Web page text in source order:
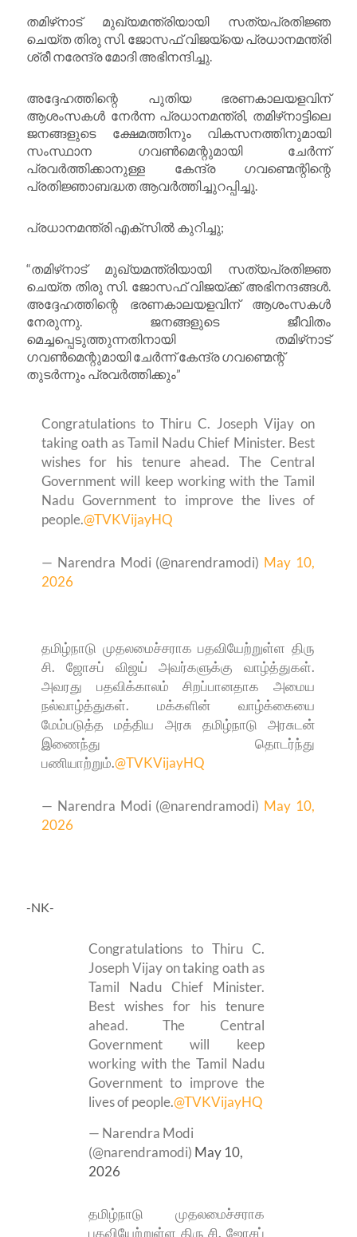
തമിഴ്‌നാട് മുഖ്യമന്ത്രിയായി സത്യപ്രതിജ്ഞ
ചെയ്ത തിരു സി. ജോസഫ് വിജയ്‌യെ പ്രധാനമന്ത്രി
ശ്രീ നരേന്ദ്ര മോദി അഭിനന്ദിച്ചു.
അദ്ദേഹത്തിന്റെ പുതിയ ഭരണകാലയളവിന്
ആശംസകൾ നേർന്ന പ്രധാനമന്ത്രി, തമിഴ്‌നാട്ടിലെ
ജനങ്ങളുടെ ക്ഷേമത്തിനും വികസനത്തിനുമായി
സംസ്ഥാന ഗവൺമെന്റുമായി ചേർന്ന്
പ്രവർത്തിക്കാനുള്ള കേന്ദ്ര ഗവണ്മെന്റിന്റെ
പ്രതിജ്ഞാബദ്ധത ആവർത്തിച്ചുറപ്പിച്ചു.
പ്രധാനമന്ത്രി എക്‌സിൽ കുറിച്ചു;
“തമിഴ്‌നാട് മുഖ്യമന്ത്രിയായി സത്യപ്രതിജ്ഞ
ചെയ്ത തിരു സി. ജോസഫ് വിജയ്ക്ക് അഭിനന്ദങ്ങൾ.
അദ്ദേഹത്തിന്റെ ഭരണകാലയളവിന് ആശംസകൾ
നേരുന്നു. ജനങ്ങളുടെ ജീവിതം
മെച്ചപ്പെടുത്തുന്നതിനായി തമിഴ്‌നാട്
ഗവൺമെന്റുമായി ചേർന്ന് കേന്ദ്ര ഗവണ്മെന്റ്
തുടർന്നും പ്രവർത്തിക്കും”
Congratulations to Thiru C. Joseph Vijay on
taking oath as Tamil Nadu Chief Minister. Best
wishes for his tenure ahead. The Central
Government will keep working with the Tamil
Nadu Government to improve the lives of
people.@TVKVijayHQ
— Narendra Modi (@narendramodi) May 10,
2026
தமிழ்நாடு முதலமைச்சராக பதவியேற்றுள்ள திரு
சி. ஜோசப் விஜய் அவர்களுக்கு வாழ்த்துகள்.
அவரது பதவிக்காலம் சிறப்பானதாக அமைய
நல்வாழ்த்துகள். மக்களின் வாழ்க்கையை
மேம்படுத்த மத்திய அரசு தமிழ்நாடு அரசுடன்
இணைந்து தொடர்ந்து
பணியாற்றும்.@TVKVijayHQ
— Narendra Modi (@narendramodi) May 10,
2026
-NK-
Congratulations to Thiru C.
Joseph Vijay on taking oath as
Tamil Nadu Chief Minister.
Best wishes for his tenure
ahead. The Central
Government will keep
working with the Tamil Nadu
Government to improve the
lives of people.@TVKVijayHQ
— Narendra Modi
(@narendramodi) May 10,
2026
தமிழ்நாடு முதலமைச்சராக
பதவியேற்றுள்ள திரு சி. ஜோசப்